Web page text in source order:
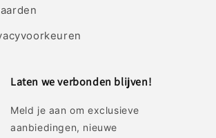
Laten we verbonden blijven!
Meld je aan om exclusieve
aanbiedingen, nieuwe